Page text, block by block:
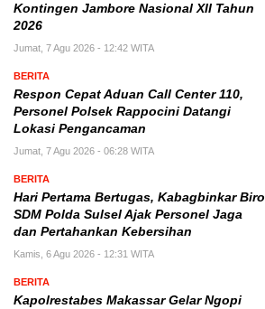
Kontingen Jambore Nasional XII Tahun
2026
Jumat, 7 Agu 2026 - 12:42 WITA
BERITA
Respon Cepat Aduan Call Center 110,
Personel Polsek Rappocini Datangi
Lokasi Pengancaman
Jumat, 7 Agu 2026 - 06:28 WITA
BERITA
Hari Pertama Bertugas, Kabagbinkar Biro
SDM Polda Sulsel Ajak Personel Jaga
dan Pertahankan Kebersihan
Kamis, 6 Agu 2026 - 12:31 WITA
BERITA
Kapolrestabes Makassar Gelar Ngopi